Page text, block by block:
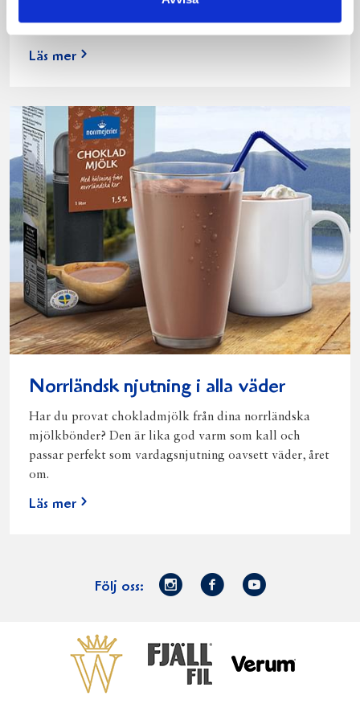
200 norrlänningar fick deltog vid provsmakningen. Vår
produkt vann testet.
Läs mer
Norrländsk njutning i alla väder
Har du provat chokladmjölk från dina norrländska
mjölkbönder? Den är lika god varm som kall och
passar perfekt som vardagsnjutning oavsett väder, året
om.
Läs mer
Följ oss:
Norrmejerier
Facebook
Youtube
Gör gott för
Norrländska
VästerbottensostFjällfil